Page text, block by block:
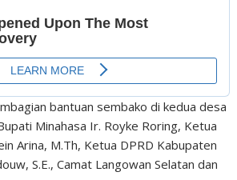
bantuan sembako di kedua desa
Minahasa Ir. Royke Roring, Ketua
Arina, M.Th, Ketua DPRD Kabupaten
S.E., Camat Langowan Selatan dan